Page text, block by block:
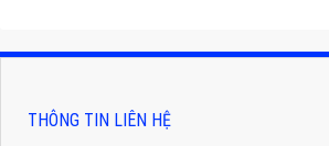
THÔNG TIN LIÊN HỆ